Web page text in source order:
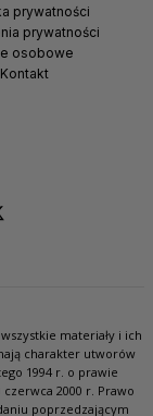
prywatności
prywatności
osobowe
Kontakt
materiały i ich
charakter utworów
1994 r. o prawie
2000 r. Prawo
poprzedzającym